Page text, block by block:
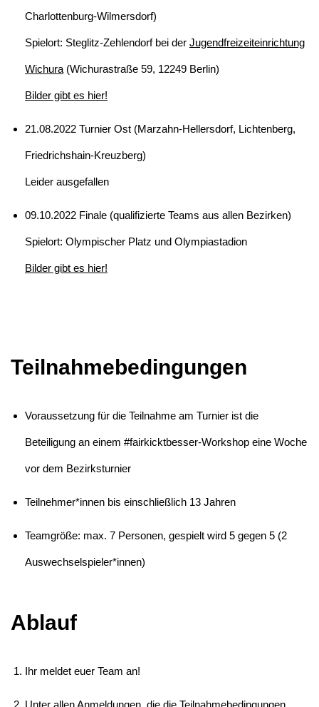
Charlottenburg-Wilmersdorf)
Spielort: Steglitz-Zehlendorf bei der Jugendfreizeiteinrichtung
Wichura (Wichurastraße 59, 12249 Berlin)
Bilder gibt es hier!
21.08.2022 Turnier Ost (Marzahn-Hellersdorf, Lichtenberg,
Friedrichshain-Kreuzberg)
Leider ausgefallen
09.10.2022 Finale (qualifizierte Teams aus allen Bezirken)
Spielort: Olympischer Platz und Olympiastadion
Bilder gibt es hier!
Teilnahmebedingungen
Voraussetzung für die Teilnahme am Turnier ist die
Beteiligung an einem #fairkicktbesser-Workshop eine Woche
vor dem Bezirksturnier
Teilnehmer*innen bis einschließlich 13 Jahren
Teamgröße: max. 7 Personen, gespielt wird 5 gegen 5 (2
Auswechselspieler*innen)
Ablauf
Ihr meldet euer Team an!
Unter allen Anmeldungen, die die Teilnahmebedingungen